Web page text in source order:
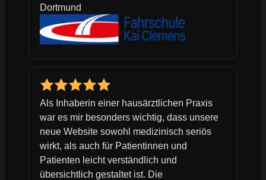
Dortmund
Als Inhaberin einer hausärztlichen Praxis
war es mir besonders wichtig, dass unsere
neue Website sowohl medizinisch seriös
wirkt, als auch für Patientinnen und
Patienten leicht verständlich und
übersichtlich gestaltet ist. Die